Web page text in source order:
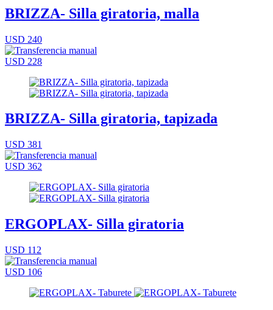
BRIZZA- Silla giratoria, malla
USD 240
USD 228
BRIZZA- Silla giratoria, tapizada
USD 381
USD 362
ERGOPLAX- Silla giratoria
USD 112
USD 106